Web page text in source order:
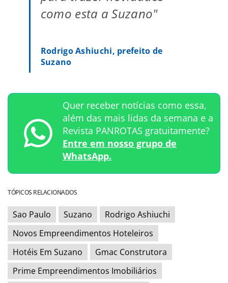
como esta a Suzano"
Rodrigo Ashiuchi, prefeito de
Suzano
Quer receber notícias como essa,
além das mais lidas da semana e a
Revista PANROTAS gratuitamente?
Entre em nosso grupo de
WhatsApp.
TÓPICOS RELACIONADOS
Sao Paulo Suzano
Rodrigo Ashiuchi
Novos Empreendimentos Hoteleiros
Hotéis Em Suzano
Gmac Construtora
Prime Empreendimentos Imobiliários